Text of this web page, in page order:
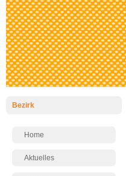
Bezirk
Home
Aktuelles